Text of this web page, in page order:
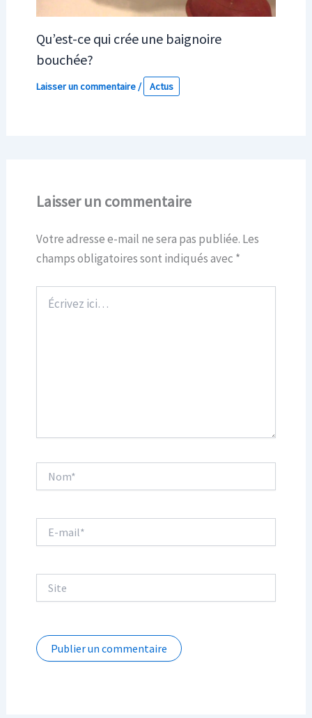
Qu’est-ce qui crée une baignoire
bouchée?
Laisser un commentaire/ Actus
Laisser un commentaire
Votre adresse e-mail ne sera pas publiée. Les
champs obligatoires sont indiqués avec *
ici…
mail*